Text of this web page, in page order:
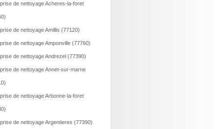
de nettoyage Acheres-la-foret
de nettoyage Amillis (77120)
de nettoyage Amponville (77760)
de nettoyage Andrezel (77390)
de nettoyage Annet-sur-marne
de nettoyage Arbonne-la-foret
de nettoyage Argentieres (77390)